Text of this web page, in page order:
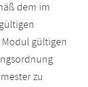
dem im
gültigen
zu